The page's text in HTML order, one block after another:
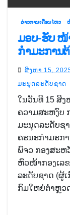
ຂ່າວການເຄື່ອນໄຫວ
ມອບ-ຮັບ ໜ້
ກຳມະການ
ສິງຫາ 15,
ມະນຸດລະດັບຊາດ
ໃນວັນທີ 15 ສິງ
ຄວາມສະຫງົບ
ມະນຸດລະດັບຊ
ຄະນະກຳມະກ
ພົຈວ ກອງສະ
ຫົວໜ້າກອງເລ
ລະດັບຊາດ (ຜູ້
ກົມໃຫຍ່ຕຳຫຼວ